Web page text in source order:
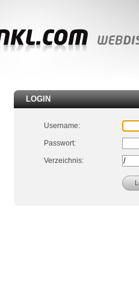
LOGIN
Username:
Passwort:
Verzeichnis: